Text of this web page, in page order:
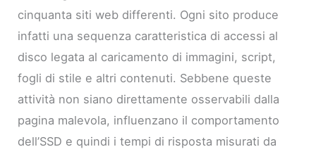
cinquanta siti web differenti. Ogni sito produce
infatti una sequenza caratteristica di accessi al
disco legata al caricamento di immagini, script,
fogli di stile e altri contenuti. Sebbene queste
attività non siano direttamente osservabili dalla
pagina malevola, influenzano il comportamento
dell’SSD e quindi i tempi di risposta misurati da